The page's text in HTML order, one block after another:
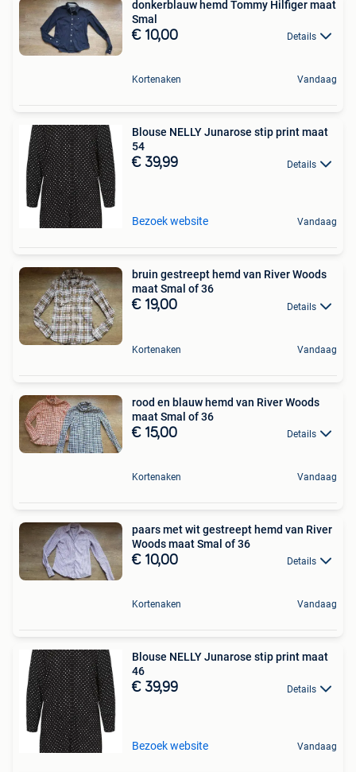
donkerblauw hemd Tommy Hilfiger maat
Smal
€ 10,00 Details
Kortenaken Vandaag
Blouse NELLY Junarose stip print maat
54
€ 39,99 Details
Bezoek website Vandaag
bruin gestreept hemd van River Woods
maat Smal of 36
€ 19,00 Details
Kortenaken Vandaag
rood en blauw hemd van River Woods
maat Smal of 36
€ 15,00 Details
Kortenaken Vandaag
paars met wit gestreept hemd van River
Woods maat Smal of 36
€ 10,00 Details
Kortenaken Vandaag
Blouse NELLY Junarose stip print maat
46
€ 39,99 Details
Bezoek website Vandaag